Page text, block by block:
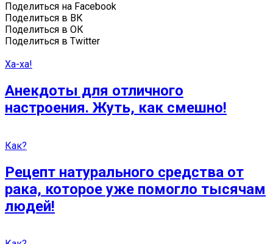
Поделиться на Facebook
Поделиться в ВК
Поделиться в ОК
Поделиться в Twitter
Ха-ха!
Анекдоты для отличного
настроения. Жуть, как смешно!
Как?
Рецепт натурального средства от
рака, которое уже помогло тысячам
людей!